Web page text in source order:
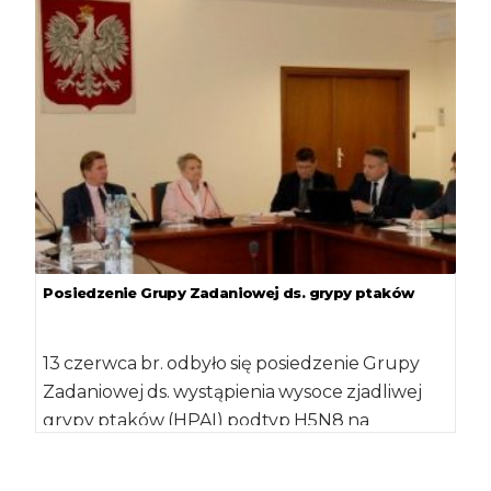
Posiedzenie Grupy Zadaniowej ds. grypy ptaków
13 czerwca br. odbyło się posiedzenie Grupy
Zadaniowej ds. wystąpienia wysoce zjadliwej
grypy ptaków (HPAI) podtyp H5N8 na